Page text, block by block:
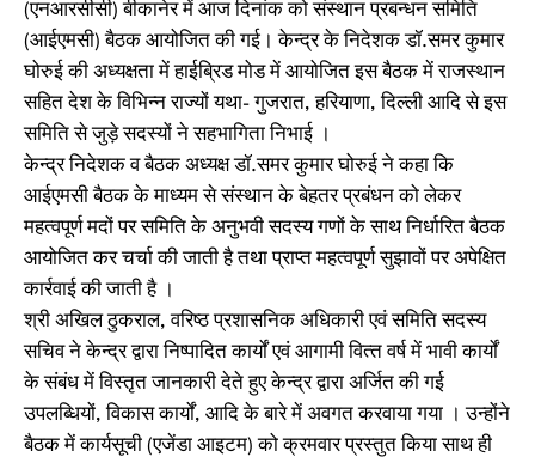
(एनआरसीसी) बीकानेर में आज दिनांक को संस्‍थान प्रबन्‍धन समिति
(आईएमसी) बैठक आयोजित की गई। केन्‍द्र के निदेशक डॉ.समर कुमार
घोरुई की अध्‍यक्षता में हाईब्रिड मोड में आयोजित इस बैठक में राजस्‍थान
सहित देश के विभिन्‍न राज्‍यों यथा- गुजरात, हरियाणा, दिल्‍ली आदि से इस
समिति से जुड़े सदस्‍यों ने सहभागिता निभाई ।
केन्‍द्र निदेशक व बैठक अध्‍यक्ष डॉ.समर कुमार घोरुई ने कहा कि
आईएमसी बैठक के माध्‍यम से संस्‍थान के बेहतर प्रबंधन को लेकर
महत्‍वपूर्ण मदों पर समिति के अनुभवी सदस्‍य गणों के साथ निर्धारित बैठक
आयोजित कर चर्चा की जाती है तथा प्राप्‍त महत्‍वपूर्ण सुझावों पर अपेक्षित
कार्रवाई की जाती है ।
श्री अखिल ठुकराल, वरिष्‍ठ प्रशासनिक अधिकारी एवं समिति सदस्‍य
सचिव ने केन्‍द्र द्वारा निष्‍पादित कार्यों एवं आगामी वित्‍त वर्ष में भावी कार्यों
के संबंध में विस्‍तृत जानकारी देते हुए केन्‍द्र द्वारा अर्जित की गई
उपलब्धियों, विकास कार्यों, आदि के बारे में अवगत करवाया गया । उन्‍होंने
बैठक में कार्यसूची (एजेंडा आइटम) को क्रमवार प्रस्‍तुत किया साथ ही